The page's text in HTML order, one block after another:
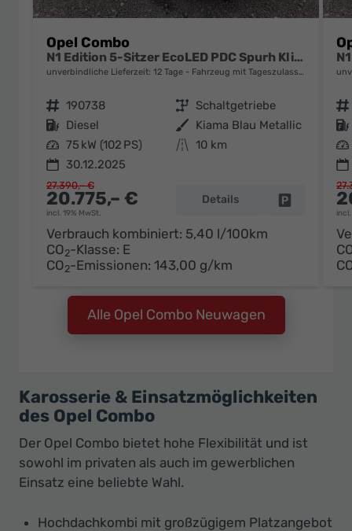
Opel Combo
N1 Edition 5-Sitzer EcoLED PDC Spurh Klima
unverbindliche Lieferzeit: 12 Tage Fahrzeug mit Tageszulassung
Fahrzeugnr. 190738 Getriebe Schaltgetriebe
Kraftstoff Diesel Außenfarbe Kiama Blau Metallic
Leistung 75 kW (102 PS) Kilometerstand 10 km
30.12.2025
20.775,– €
incl. 19% MwSt.
27.390,– €
Details Fahrzeug
Verbrauch kombiniert: 5,40 l/100km
CO2-Klasse: E
CO2-Emissionen: 143,00 g/km
Fahrzeugnr.
Kraftstoff
Leistung
Alle Opel Combo Neuwagen
Karosserie & Einsatzmöglichkeiten
des Opel Combo
Der Opel Combo bietet hohe Flexibilität und ist
sowohl im privaten als auch im gewerblichen
Einsatz eine beliebte Wahl.
Hochdachkombi mit großzügigem Platzangebot